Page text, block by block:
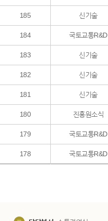
185 신기술
184 국토교통R&D
183 신기술
182 신기술
181 신기술
180 진흥원소식
179 국토교통R&D
178 국토교통R&D